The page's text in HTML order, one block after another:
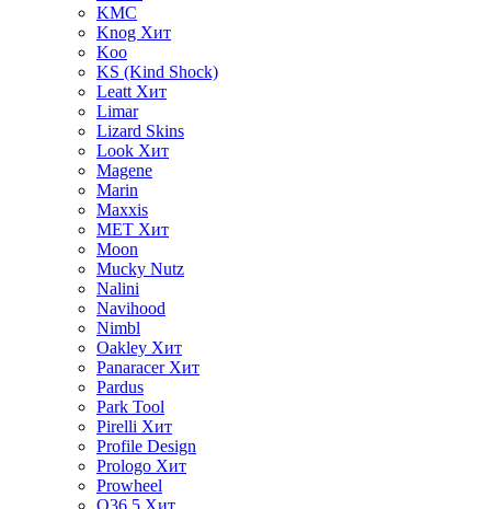
KMC
Knog Хит
Koo
KS (Kind Shock)
Leatt Хит
Limar
Lizard Skins
Look Хит
Magene
Marin
Maxxis
MET Хит
Moon
Mucky Nutz
Nalini
Navihood
Nimbl
Oakley Хит
Panaracer Хит
Pardus
Park Tool
Pirelli Хит
Profile Design
Prologo Хит
Prowheel
Q36.5 Хит